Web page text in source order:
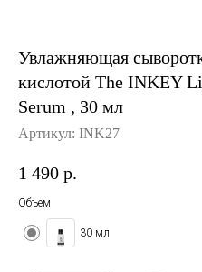
Увлажняющая
кислотой The INKEY
Serum , 30 мл
Артикул: INK27
1 490 р.
Объем
30 мл
Блог